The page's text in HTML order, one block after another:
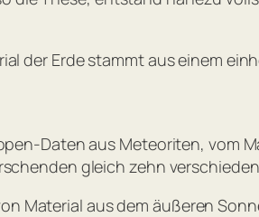
der Erde stammt aus einem
Daten aus Meteoriten, vom
gleich zehn
Material aus dem äußeren